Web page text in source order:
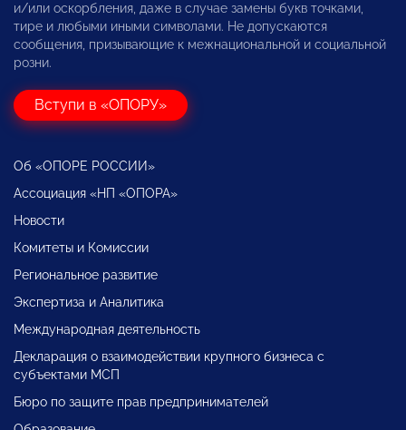
и/или оскорбления, даже в случае замены букв точками,
тире и любыми иными символами. Не допускаются
сообщения, призывающие к межнациональной и социальной
розни.
Вступи в «ОПОРУ»
Об «ОПОРЕ РОССИИ»
Ассоциация «НП «ОПОРА»
Новости
Комитеты и Комиссии
Региональное развитие
Экспертиза и Аналитика
Международная деятельность
Декларация о взаимодействии крупного бизнеса с
субъектами МСП
Бюро по защите прав предпринимателей